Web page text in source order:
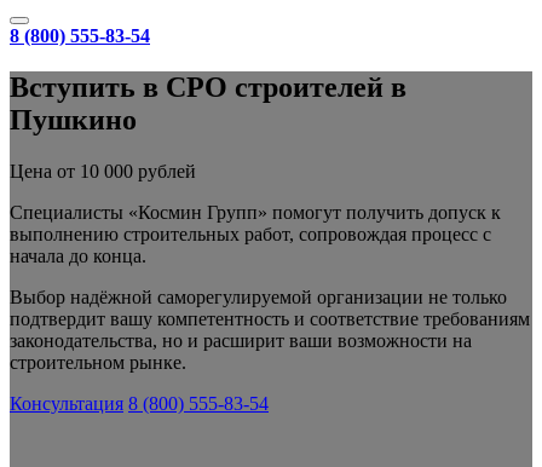
8 (800) 555-83-54
Вступить в СРО строителей в
Пушкино
Цена от 10 000 рублей
Специалисты «Космин Групп» помогут получить допуск к
выполнению строительных работ, сопровождая процесс с
начала до конца.
Выбор надёжной саморегулируемой организации не только
подтвердит вашу компетентность и соответствие требованиям
законодательства, но и расширит ваши возможности на
строительном рынке.
Консультация 8 (800) 555-83-54